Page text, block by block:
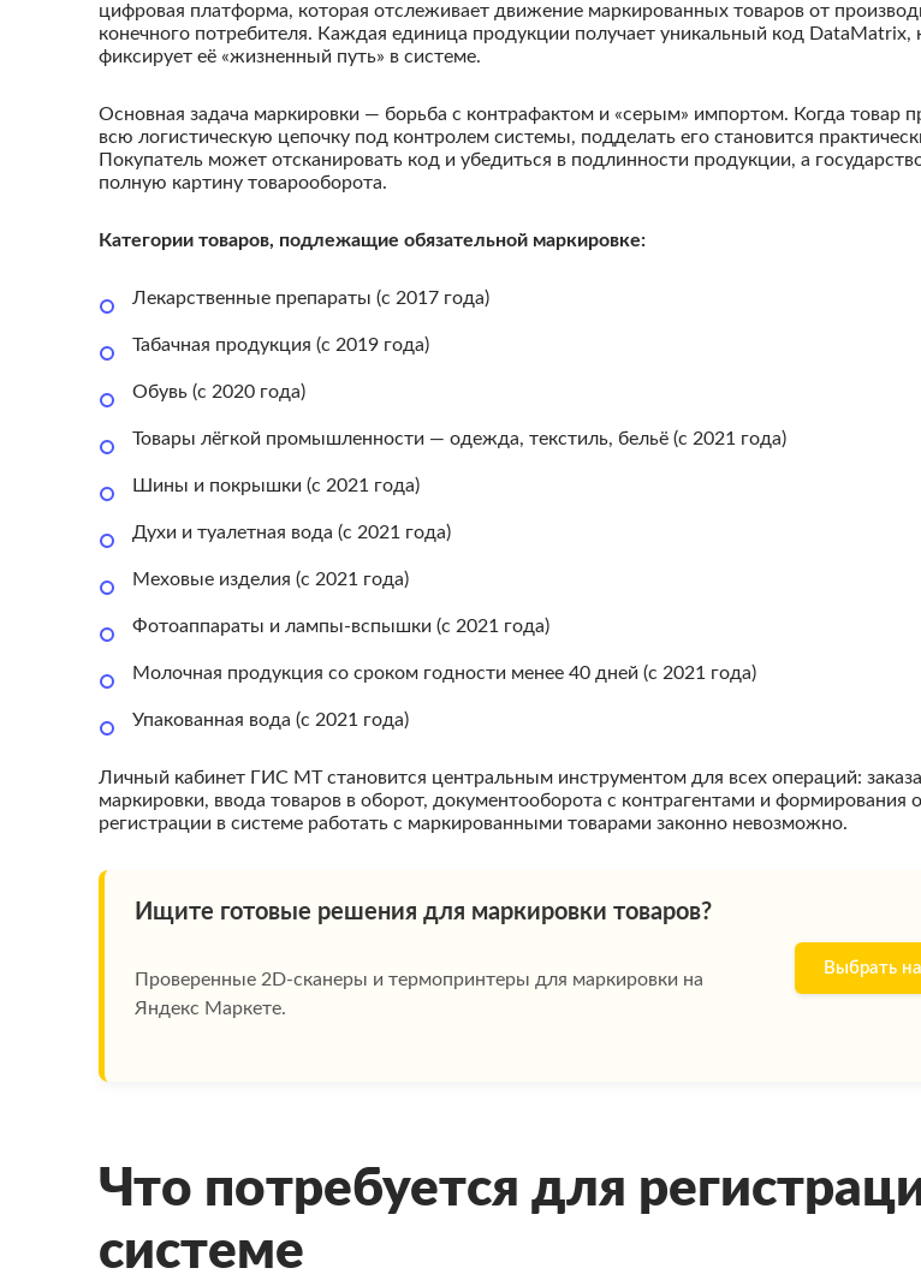
цифровая платформа, которая отслеживает движение маркированных товаров от
конечного потребителя. Каждая единица продукции получает уникальный код DataMatrix,
фиксирует её «жизненный путь» в системе.
Основная задача маркировки — борьба с контрафактом и «серым» импортом. Когда товар
всю логистическую цепочку под контролем системы, подделать его становится
Покупатель может отсканировать код и убедиться в подлинности продукции, а
полную картину товарооборота.
Категории товаров, подлежащие обязательной маркировке:
Лекарственные препараты (с 2017 года)
Табачная продукция (с 2019 года)
Обувь (с 2020 года)
Товары лёгкой промышленности — одежда, текстиль, бельё (с 2021 года)
Шины и покрышки (с 2021 года)
Духи и туалетная вода (с 2021 года)
Меховые изделия (с 2021 года)
Фотоаппараты и лампы-вспышки (с 2021 года)
Молочная продукция со сроком годности менее 40 дней (с 2021 года)
Упакованная вода (с 2021 года)
Личный кабинет ГИС МТ становится центральным инструментом для всех операций:
маркировки, ввода товаров в оборот, документооборота с контрагентами и формирования
регистрации в системе работать с маркированными товарами законно невозможно.
Ищите готовые решения для маркировки товаров?
Проверенные 2D-сканеры и термопринтеры для маркировки на
Яндекс Маркете.
Выбрать
Что потребуется для
системе